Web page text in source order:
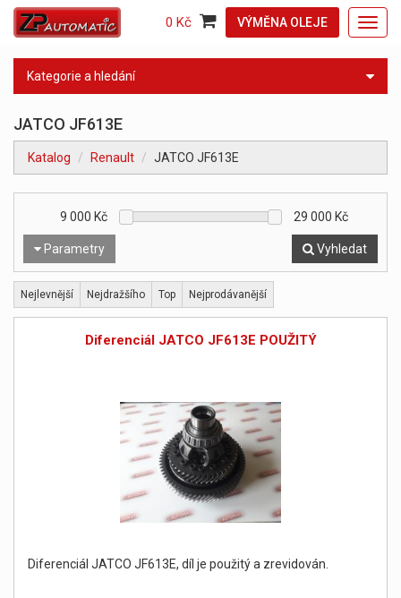
VÝMĚNA OLEJE
0 Kč
Kategorie a hledání
JATCO JF613E
Katalog Renault JATCO JF613E
Parametry
9 000 Kč 29 000 Kč
Vyhledat
Nejlevnější Nejdražšího Top Nejprodávanější
Diferenciál JATCO JF613E POUŽITÝ
Diferenciál JATCO JF613E, díl je použitý a zrevidován.